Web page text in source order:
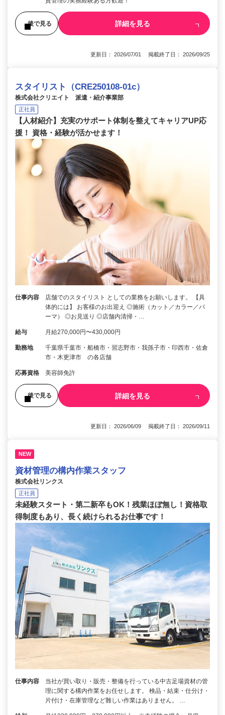
後で見る 詳細を見る
更新日： 2026/07/01 掲載終了日： 2026/09/25
スタイリスト（CRE250108-01c）
株式会社クリエイト 派遣・紹介事業部
正社員
【人材紹介】充実のサポート体制を整えてキャリアUP応
援！ 資格・経験が活かせます！
仕事内容
店舗でのスタイリスト としての業務をお願いします。 【具
体的には】 お客様のお出迎え ◎施術（カット／カラー／パ
ーマ） ◎お見送り ◎店舗内清掃・…
給与 月給270,000円〜430,000円
勤務地
千葉県千葉市・船橋市・習志野市・我孫子市・印西市・佐倉
市・木更津市 の各店舗
応募資格 美容師免許
後で見る 詳細を見る
更新日： 2026/06/09 掲載終了日： 2026/09/11
NEW
資材管理の構内作業スタッフ
株式会社リンクス
正社員
未経験スタート・第二新卒もOK！残業ほぼ無し！資格取
得制度もあり、長く続けられるお仕事です！
仕事内容
当社が買い取り・販売・整備を行っている中古足場資材の管
理に関する構内作業をお任せします。 検品・結束・仕分け・
片付け・在庫管理など難しい作業はありません。 …